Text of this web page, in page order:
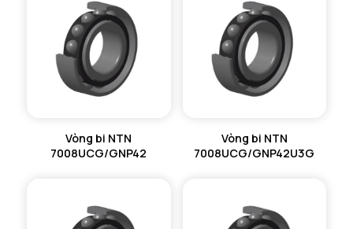
Vòng bi NTN
7008UCG/GNP42
Vòng bi NTN
7008UCG/GNP42U3G